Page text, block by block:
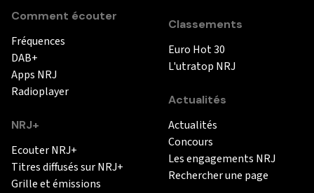
Comment écouter
Fréquences
DAB+
Apps NRJ
Radioplayer
NRJ+
Ecouter NRJ+
Titres diffusés sur NRJ+
Grille et émissions
Classements
Euro Hot 30
L'utratop NRJ
Actualités
Actualités
Concours
Les engagements NRJ
Rechercher une page